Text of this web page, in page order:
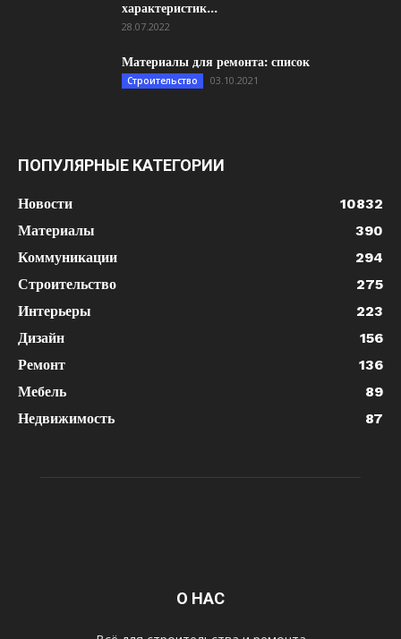
характеристик...
28.07.2022
Материалы для ремонта: список
Строительство 03.10.2021
ПОПУЛЯРНЫЕ КАТЕГОРИИ
Новости
10832
Материалы
390
Коммуникации
294
Строительство
275
Интерьеры
223
Дизайн
156
Ремонт
136
Мебель
89
Недвижимость
87
О НАС